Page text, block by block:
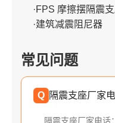
·FPS 摩擦摆隔震
·建筑减震阻尼器
常见问题
Q 隔震支座厂家
隔震支座厂家电